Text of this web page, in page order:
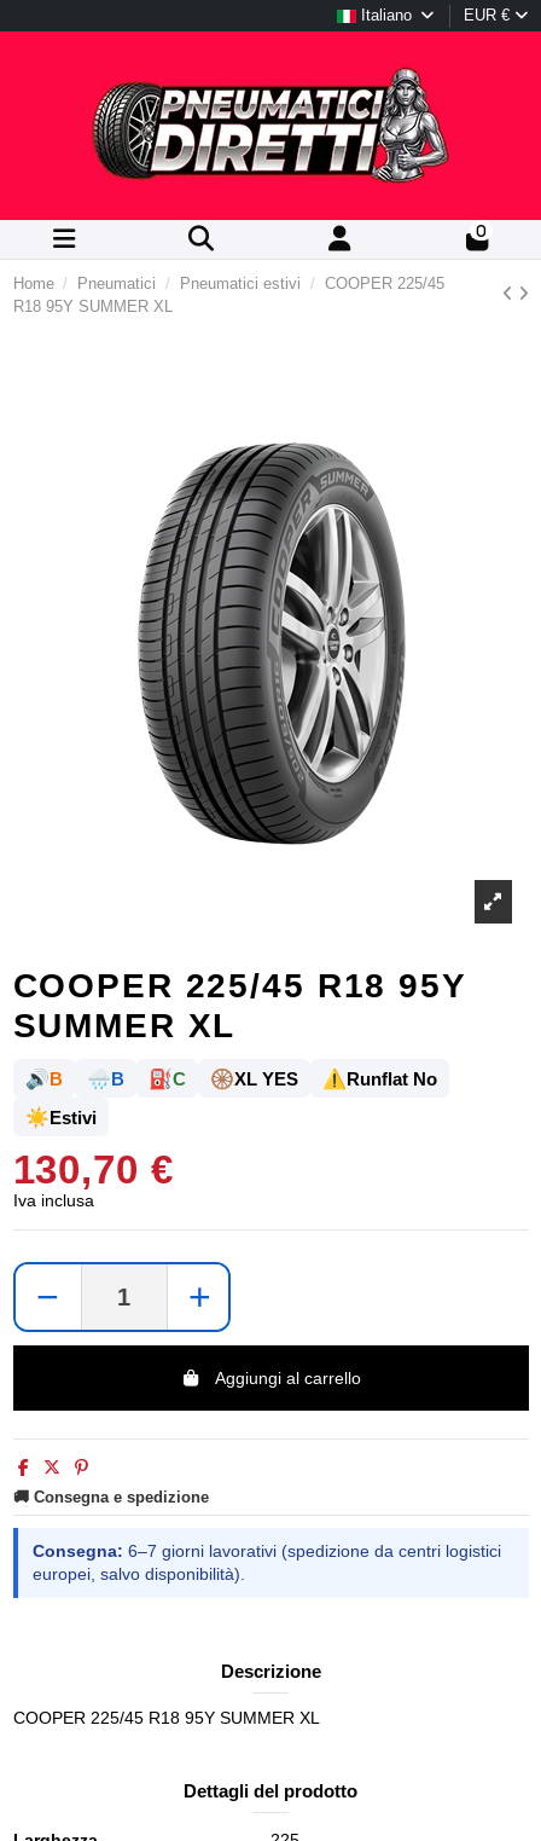
Italiano EUR €
0
Home Pneumatici Pneumatici estivi
COOPER 225/45
R18 95Y SUMMER XL
COOPER 225/45 R18 95Y
SUMMER XL
🔊B 🌧️B ⛽C 🛞XL YES ⚠️Runflat No
☀️Estivi
130,70 €
Iva inclusa
− +
Aggiungi al carrello
🚚 Consegna e spedizione
Consegna: 6–7 giorni lavorativi (spedizione da centri logistici
europei, salvo disponibilità).
Descrizione
COOPER 225/45 R18 95Y SUMMER XL
Dettagli del prodotto